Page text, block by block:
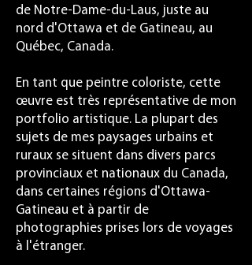
de Notre-Dame-du-Laus, juste au
nord d'Ottawa et de Gatineau, au
Québec, Canada.
En tant que peintre coloriste, cette
œuvre est très représentative de mon
portfolio artistique. La plupart des
sujets de mes paysages urbains et
ruraux se situent dans divers parcs
provinciaux et nationaux du Canada,
dans certaines régions d'Ottawa-
Gatineau et à partir de
photographies prises lors de voyages
à l'étranger.